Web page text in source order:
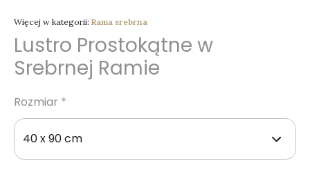
Więcej w kategorii: Rama srebrna
Lustro Prostokątne w
Srebrnej Ramie
Rozmiar *